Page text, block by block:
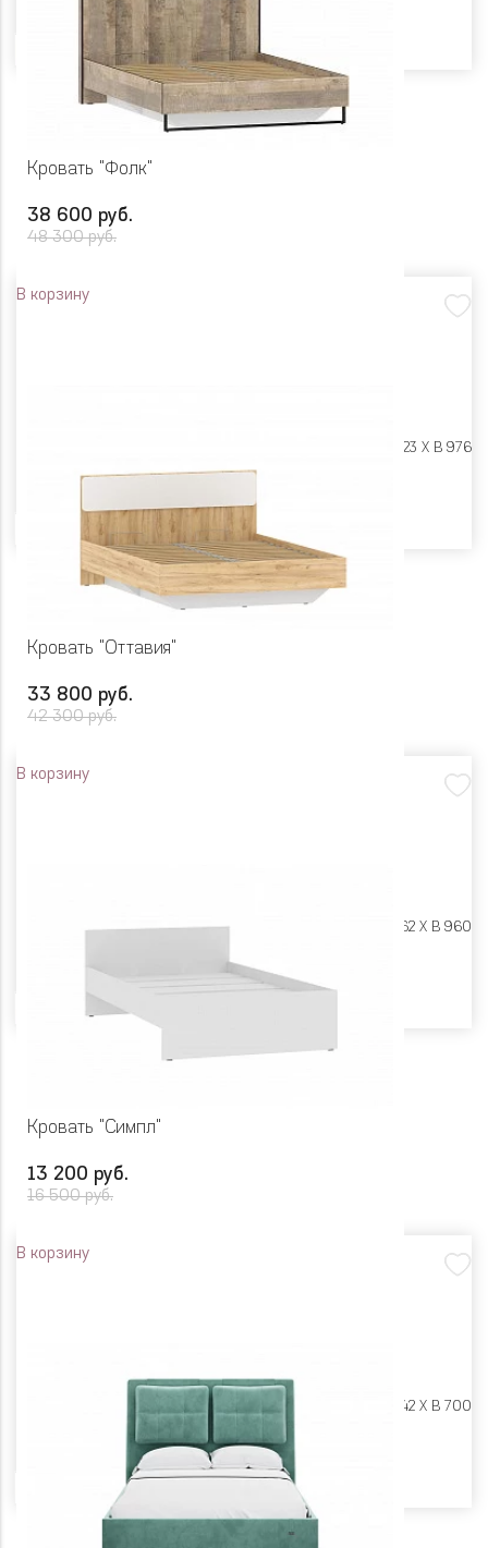
Кровать "Фолк"
38 600 руб.
48 300 руб.
В корзину
Ш 1680 X Г 2123 X В 976
Кровать "Оттавия"
33 800 руб.
42 300 руб.
В корзину
Ш 1646 X Г 2062 X В 960
Кровать "Симпл"
13 200 руб.
16 500 руб.
В корзину
Ш 1246 X Г 2042 X В 700